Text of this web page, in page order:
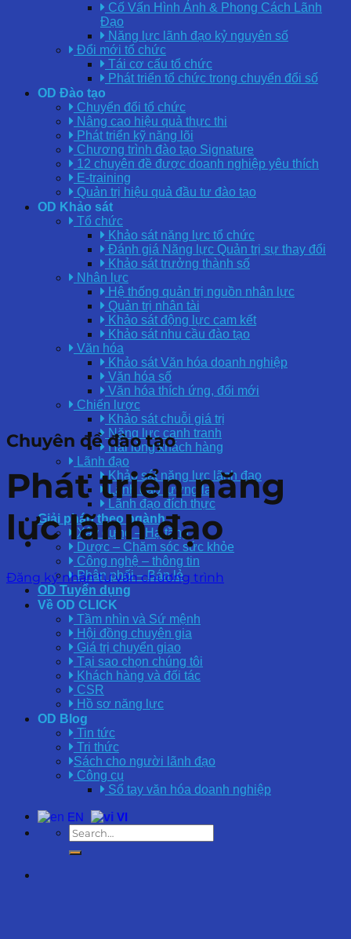
Cố Vấn Hình Ảnh & Phong Cách Lãnh
Đạo
Năng lực lãnh đạo kỷ nguyên số
Đổi mới tổ chức
Tái cơ cấu tổ chức
Phát triển tổ chức trong chuyển đổi số
OD Đào tạo
Chuyển đổi tổ chức
Nâng cao hiệu quả thực thi
Phát triển kỹ năng lõi
Chương trình đào tạo Signature
12 chuyên đề được doanh nghiệp yêu thích
E-training
Quản trị hiệu quả đầu tư đào tạo
OD Khảo sát
Tổ chức
Khảo sát năng lực tổ chức
Đánh giá Năng lực Quản trị sự thay đổi
Khảo sát trưởng thành số
Nhân lực
Hệ thống quản trị nguồn nhân lực
Quản trị nhân tài
Khảo sát động lực cam kết
Khảo sát nhu cầu đào tạo
Văn hóa
Khảo sát Văn hóa doanh nghiệp
Văn hóa số
Văn hóa thích ứng, đổi mới
Chiến lược
Khảo sát chuỗi giá trị
Năng lực cạnh tranh
Hài lòng khách hàng
Lãnh đạo
Khảo sát năng lực lãnh đạo
Lãnh đạo tương lai
Lãnh đạo đích thực
Giải pháp theo ngành
Xây dựng – Hạ tầng
Dược – Chăm sóc sức khỏe
Công nghệ – thông tin
Phân phối – Bán lẻ
OD Tuyển dụng
Về OD CLICK
Tầm nhìn và Sứ mệnh
Hội đồng chuyên gia
Giá trị chuyển giao
Tại sao chọn chúng tôi
Khách hàng và đối tác
CSR
Hồ sơ năng lực
OD Blog
Tin tức
Tri thức
Sách cho người lãnh đạo
Công cụ
Sổ tay văn hóa doanh nghiệp
EN VI
Chuyên đề đào tạo
Phát triển năng
lực lãnh đạo
Đăng ký nhận tư vấn chương trình